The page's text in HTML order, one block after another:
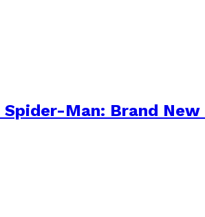
Man: Brand New